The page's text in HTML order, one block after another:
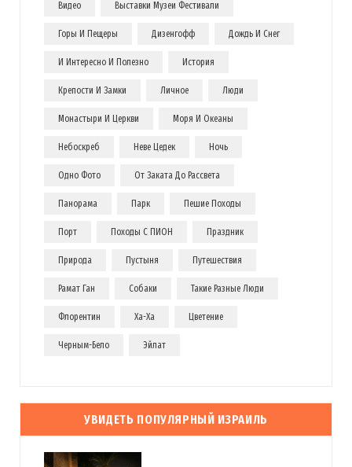
Видео Выставки Музеи Фестивали
Горы И Пещеры Дизенгофф Дождь И Снег
И Интересно И Полезно История
Крепости И Замки Личное Люди
Монастыри И Церкви Моря И Океаны
Небоскреб Неве Цедек Ночь
Одно Фото От Заката До Рассвета
Панорама Парк Пешие Походы
Порт Походы С ПИОН Праздник
Природа Пустыня Путешествия
Рамат Ган Собаки Такие Разные Люди
Флорентин Ха-Ха Цветение
Черным-Бело Эйлат
УВИДЕТЬ ПОПУЛЯРНЫЙ ИЗРАИЛЬ